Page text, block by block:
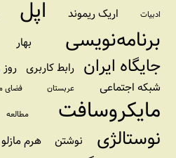
ادبیات اریک ریموند اپل
برنامه‌نویسی بهار
جایگاه ایران رابط کاربری
شبکه اجتماعی عربستان فضای
مایکروسافت مطالعه
نوستالژی نوشتن هرم مازلو